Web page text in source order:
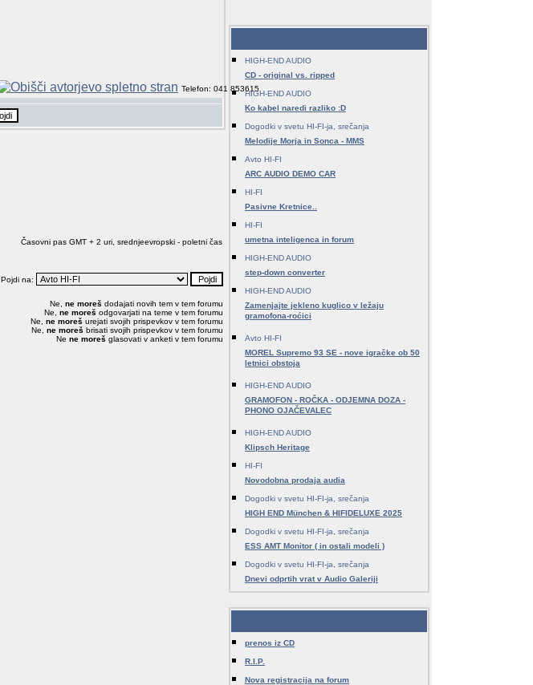
Telefon: 041 853615
Časovni pas GMT + 2 uri, srednjeevropski - poletni čas
Pojdi na:
Ne, ne moreš dodajati novih tem v tem forumu
Ne, ne moreš odgovarjati na teme v tem forumu
Ne, ne moreš urejati svojih prispevkov v tem forumu
Ne, ne moreš brisati svojih prispevkov v tem forumu
Ne ne moreš glasovati v anketi v tem forumu
HIGH-END AUDIO
CD - original vs. ripped
HIGH-END AUDIO
Ko kabel naredi razliko :D
Dogodki v svetu HI-FI-ja, srečanja
Melodije Morja in Sonca - MMS
Avto HI-FI
ARC AUDIO DEMO CAR
HI-FI
Pasivne Kretnice..
HI-FI
umetna inteligenca in forum
HIGH-END AUDIO
step-down converter
HIGH-END AUDIO
Zamenjajte jekleno kuglico v ležaju
gramofona-roćici
Avto HI-FI
MOREL Supremo 93 SE - nove igračke ob 50
letnici obstoja
HIGH-END AUDIO
GRAMOFON - ROČKA - ODJEMNA DOZA -
PHONO OJAČEVALEC
HIGH-END AUDIO
Klipsch Heritage
HI-FI
Novodobna prodaja audia
Dogodki v svetu HI-FI-ja, srečanja
HIGH END München & HIFIDELUXE 2025
Dogodki v svetu HI-FI-ja, srečanja
ESS AMT Monitor ( in ostali modeli )
Dogodki v svetu HI-FI-ja, srečanja
Dnevi odprtih vrat v Audio Galeriji
prenos iz CD
R.I.P.
Nova registracija na forum